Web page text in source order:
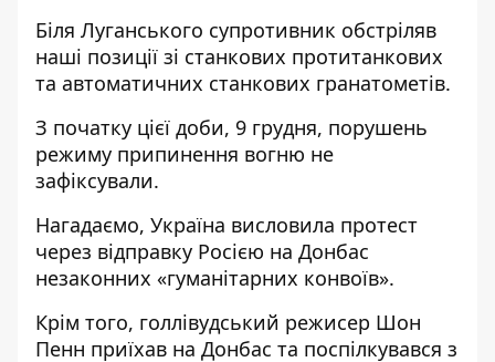
Біля Луганського супротивник обстріляв
наші позиції зі станкових протитанкових
та автоматичних станкових гранатометів.
З початку цієї доби, 9 грудня, порушень
режиму припинення вогню не
зафіксували.
Нагадаємо, Україна висловила протест
через відправку Росією на Донбас
незаконних «гуманітарних конвоїв».
Крім того, голлівудський режисер Шон
Пенн приїхав на Донбас та поспілкувався з